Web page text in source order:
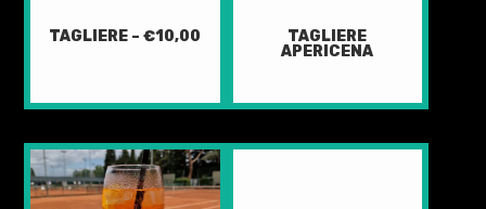
TAGLIERE – €10,00
TAGLIERE
APERICENA